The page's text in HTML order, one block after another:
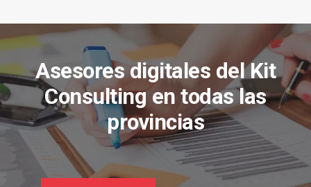
Asesores digitales del Kit
Consulting en todas las
provincias